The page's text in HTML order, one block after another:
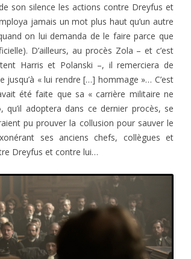
son silence les actions contre Dreyfus et
jamais un mot plus haut qu’un autre
on lui demanda de le faire parce que
D’ailleurs, au procès Zola – et c’est
Harris et Polanski –, il remerciera de
« lui rendre […] hommage »… C’est
été faite que sa « carrière militaire ne
qu’il adoptera dans ce dernier procès, se
pu prouver la collusion pour sauver le
ses anciens chefs, collègues et
Dreyfus et contre lui…